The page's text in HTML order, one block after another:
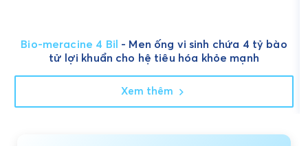
Bio-meracine 4 Bil - Men ống vi sinh chứa 4 tỷ bào
tử lợi khuẩn cho hệ tiêu hóa khỏe mạnh
Xem thêm